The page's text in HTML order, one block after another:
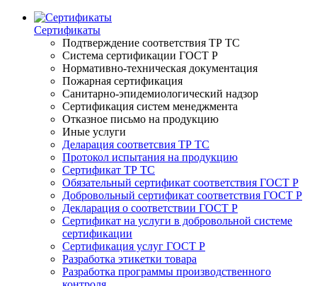
Сертификаты
Подтверждение соответствия ТР ТС
Система сертификации ГОСТ Р
Нормативно-техническая документация
Пожарная сертификация
Санитарно-эпидемиологический надзор
Сертификация систем менеджмента
Отказное письмо на продукцию
Иные услуги
Деларация соответсвия ТР ТС
Протокол испытания на продукцию
Сертификат ТР ТС
Обязательный сертификат соответствия ГОСТ Р
Добровольный сертификат соответствия ГОСТ Р
Декларация о соответствии ГОСТ Р
Сертификат на услуги в добровольной системе
сертификации
Сертификация услуг ГОСТ Р
Разработка этикетки товара
Разработка программы производственного